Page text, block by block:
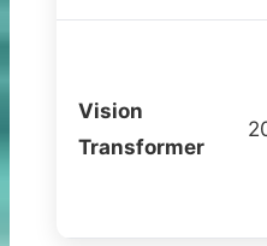
Vision
Transformer